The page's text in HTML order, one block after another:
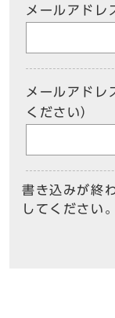
メールアドレ
メールアドレ
ください）
書き込みが終
してください。